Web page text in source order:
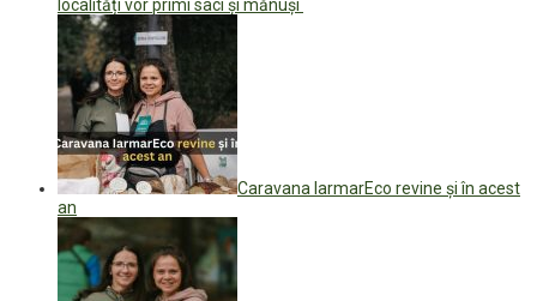
localități vor primi saci și mănuși
Caravana IarmarEco revine și în acest
an